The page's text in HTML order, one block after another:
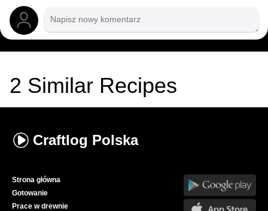
2 Similar Recipes
Craftlog Polska
Strona główna
Gotowanie
Prace w drewnie